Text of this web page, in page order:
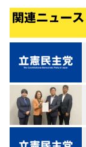
関連ニュース